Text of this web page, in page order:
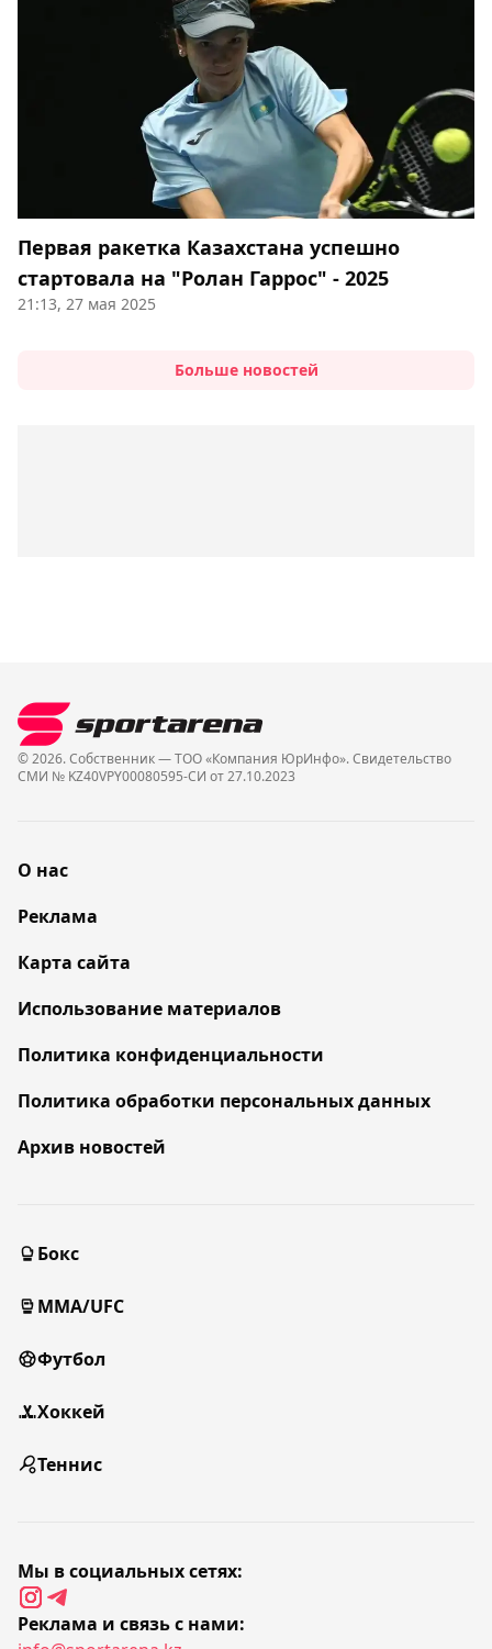
Первая ракетка Казахстана успешно
стартовала на "Ролан Гаррос" - 2025
21:13, 27 мая 2025
Больше новостей
© 2026. Собственник — ТОО «Компания ЮрИнфо». Cвидетельство
СМИ № KZ40VPY00080595-СИ от 27.10.2023
О нас
Реклама
Карта сайта
Использование материалов
Политика конфиденциальности
Политика обработки персональных данных
Архив новостей
Бокс
MMA/UFC
Футбол
Хоккей
Теннис
Мы в социальных сетях:
Реклама и связь с нами: